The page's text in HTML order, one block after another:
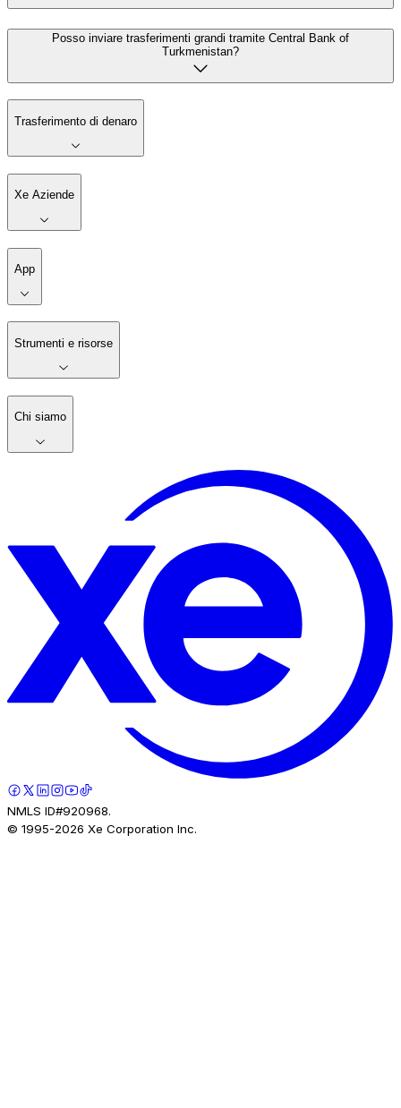
Posso inviare trasferimenti grandi tramite Central Bank of
Turkmenistan?
Trasferimento di denaro
Xe Aziende
App
Strumenti e risorse
Chi siamo
NMLS ID#920968.
© 1995-2026 Xe Corporation Inc.